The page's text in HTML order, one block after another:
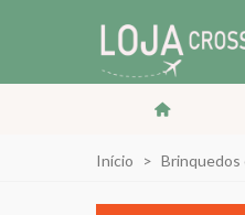
Início > Brinquedos